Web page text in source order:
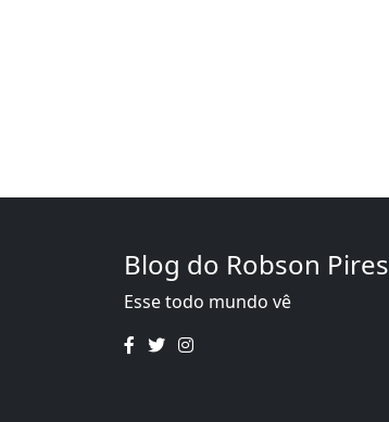
Blog do Robson Pires
Esse todo mundo vê